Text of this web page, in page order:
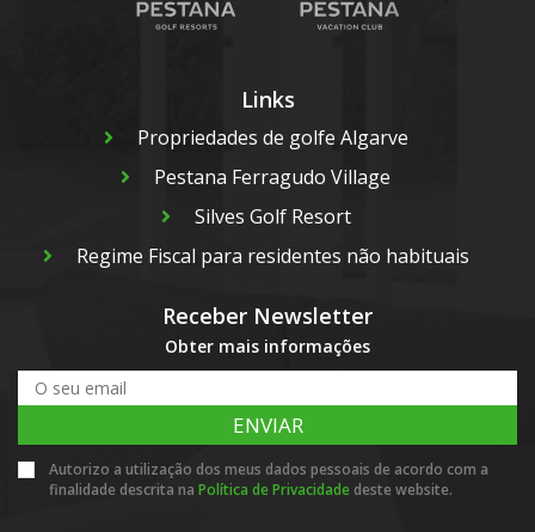
Links
Propriedades de golfe Algarve
Pestana Ferragudo Village
Silves Golf Resort
Regime Fiscal para residentes não habituais
Receber Newsletter
Obter mais informações
ENVIAR
Autorizo a utilização dos meus dados pessoais de acordo com a
finalidade descrita na Política de Privacidade deste website.